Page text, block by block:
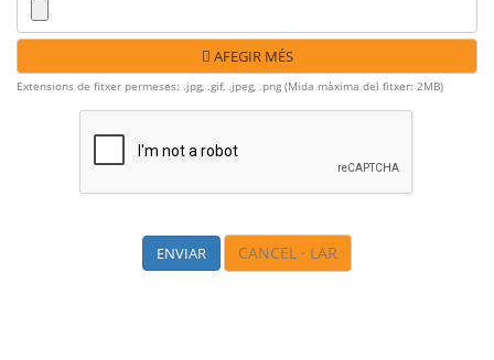
AFEGIR MÉS
Extensions de fitxer permeses: .jpg, .gif, .jpeg, .png (Mida màxima del fitxer: 2MB)
CANCEL · LAR